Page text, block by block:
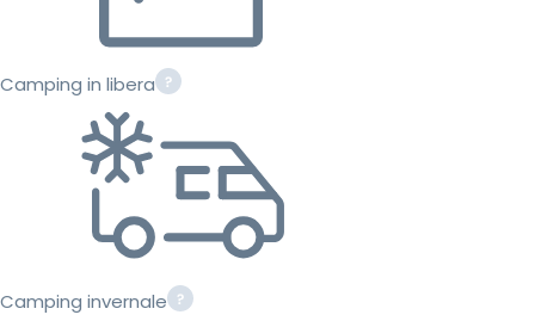
Camping in libera
Camping invernale